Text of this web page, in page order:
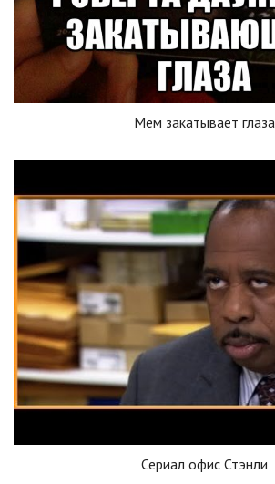
Мем закатывает глаза
Сериал офис Стэнли